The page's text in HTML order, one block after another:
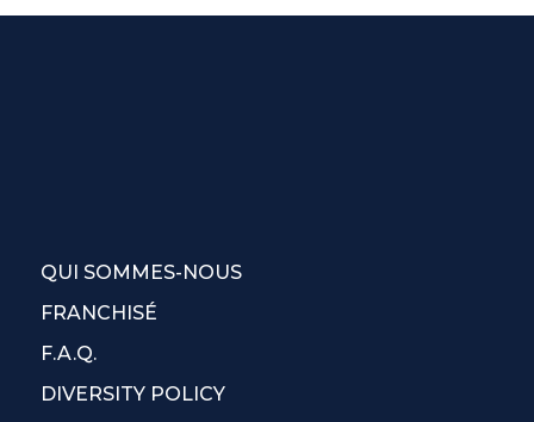
QUI SOMMES-NOUS
FRANCHISÉ
F.A.Q.
DIVERSITY POLICY